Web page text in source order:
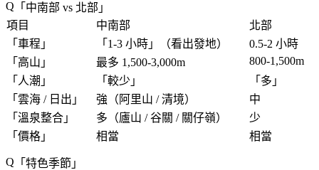
「 中南部 vs 北部 」
項目
中南部
北部
「 車程 」 「 1-3 小時 」（看出發地）
0.5-2 小時
「 高山 」 最多 1,500-3,000m
800-1,500m
「 人潮 」 「 較少 」 「 多 」
「 雲海 / 日出 」 強 （阿里山 / 清境）
中
「 溫泉整合 」 多（廬山 / 谷關 / 關仔嶺）
少
「 價格 」 相當 相當
「 特色季節 」